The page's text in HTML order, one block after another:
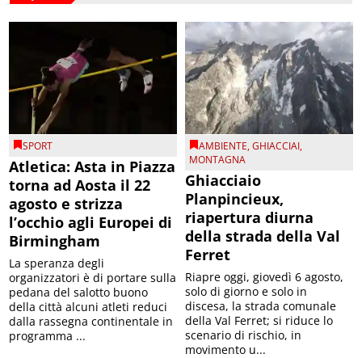
SPORT
Atletica: Asta in Piazza
torna ad Aosta il 22
agosto e strizza
l’occhio agli Europei di
Birmingham
La speranza degli
organizzatori è di portare sulla
pedana del salotto buono
della città alcuni atleti reduci
dalla rassegna continentale in
programma ...
AMBIENTE,GHIACCIAI,
MONTAGNA
Ghiacciaio
Planpincieux,
riapertura diurna
della strada della Val
Ferret
Riapre oggi, giovedì 6 agosto,
solo di giorno e solo in
discesa, la strada comunale
della Val Ferret; si riduce lo
scenario di rischio, in
movimento u...